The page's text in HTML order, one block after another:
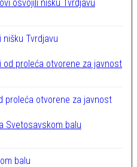
Tvrdjavu
proleća otvorene za javnost
balu